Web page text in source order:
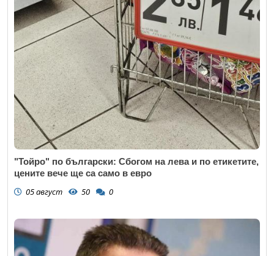
"Тойро" по български: Сбогом на лева и по етикетите,
цените вече ще са само в евро
05 август 50 0